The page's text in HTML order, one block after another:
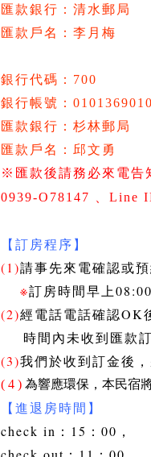
匯款銀行：清水郵局
匯款戶名：李月梅
銀行代碼：700
銀行帳號：
匯款銀行：杉林郵局
匯款戶名：邱文勇
※匯款後請務必來電告
0939-O78147
、Line
【訂房程序】
(1)請事先來電確認或
※訂房時間早上
(2)經電話電話確認OK
時間內未收到匯款訂
(3)我們於收到訂金後
( 4 ) 為響應環保，本民宿
【進退房時間】
check in：15：00，